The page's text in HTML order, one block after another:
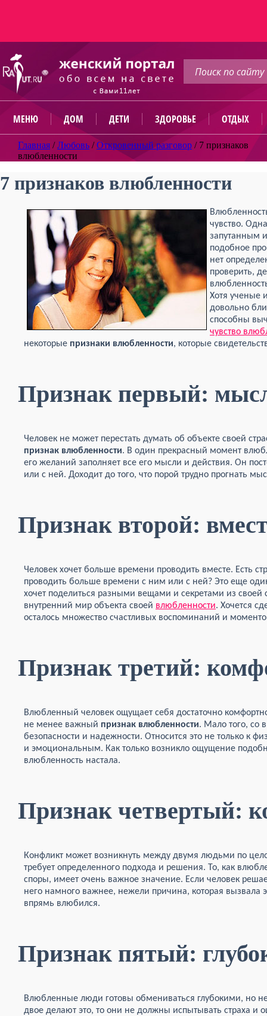
МЕНЮ ДОМ ДЕТИ ЗДОРОВЬЕ ОТДЫХ
Главная /Любовь /Откровенный разговор / 7 признаков
влюбленности
7 признаков влюбленности
чувство.
запутанным
подобное
нет
проверить,
Хотя ученые
довольно
способны
чувство
некоторые признаки влюбленности, которые
Признак первый:
Человек не может перестать думать об объекте своей
признак влюбленности. В один прекрасный момент
его желаний заполняет все его мысли и действия. Он
или с ней. Доходит до того, что порой трудно прогнать
Признак второй:
Человек хочет больше времени проводить вместе. Есть
проводить больше времени с ним или с ней? Это еще
хочет поделиться разными вещами и секретами из своей
внутренний мир объекта своей влюбленности. Хочется
осталось множество счастливых воспоминаний и
Признак третий:
Влюбленный человек ощущает себя достаточно
не менее важный признак влюбленности. Мало того, со
безопасности и надежности. Относится это не только к
и эмоциональным. Как только возникло ощущение
влюбленность настала.
Признак четвертый:
Конфликт может возникнуть между двумя людьми по
требует определенного подхода и решения. То, как
споры, имеет очень важное значение. Если человек
него намного важнее, нежели причина, которая вызвала
впрямь влюбился.
Признак пятый:
Влюбленные люди готовы обмениваться глубокими, но
двое делают это, то они не должны испытывать страха и